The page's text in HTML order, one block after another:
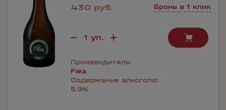
430 руб. Бронь в 1 клик
Производитель:
Flea
Содержание алкоголя:
5.9%